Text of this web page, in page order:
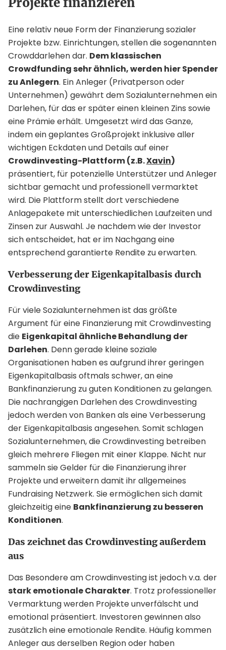
Eine relativ neue Form der Finanzierung sozialer
Projekte bzw. Einrichtungen, stellen die sogenannten
Crowddarlehen dar. Dem klassischen
Crowdfunding sehr ähnlich, werden hier Spender
zu Anlegern. Ein Anleger (Privatperson oder
Unternehmen) gewährt dem Sozialunternehmen ein
Darlehen, für das er später einen kleinen Zins sowie
eine Prämie erhält. Umgesetzt wird das Ganze,
indem ein geplantes Großprojekt inklusive aller
wichtigen Eckdaten und Details auf einer
Crowdinvesting-Plattform (z.B.Xavin)
präsentiert, für potenzielle Unterstützer und Anleger
sichtbar gemacht und professionell vermarktet
wird. Die Plattform stellt dort verschiedene
Anlagepakete mit unterschiedlichen Laufzeiten und
Zinsen zur Auswahl. Je nachdem wie der Investor
sich entscheidet, hat er im Nachgang eine
entsprechend garantierte Rendite zu erwarten.
Verbesserung der Eigenkapitalbasis durch
Crowdinvesting
Für viele Sozialunternehmen ist das größte
Argument für eine Finanzierung mit Crowdinvesting
die Eigenkapital ähnliche Behandlung der
Darlehen. Denn gerade kleine soziale
Organisationen haben es aufgrund ihrer geringen
Eigenkapitalbasis oftmals schwer, an eine
Bankfinanzierung zu guten Konditionen zu gelangen.
Die nachrangigen Darlehen des Crowdinvesting
jedoch werden von Banken als eine Verbesserung
der Eigenkapitalbasis angesehen. Somit schlagen
Sozialunternehmen, die Crowdinvesting betreiben
gleich mehrere Fliegen mit einer Klappe. Nicht nur
sammeln sie Gelder für die Finanzierung ihrer
Projekte und erweitern damit ihr allgemeines
Fundraising Netzwerk. Sie ermöglichen sich damit
gleichzeitig eine Bankfinanzierung zu besseren
Konditionen.
Das zeichnet das Crowdinvesting außerdem
aus
Das Besondere am Crowdinvesting ist jedoch v.a. der
stark emotionale Charakter. Trotz professioneller
Vermarktung werden Projekte unverfälscht und
emotional präsentiert. Investoren gewinnen also
zusätzlich eine emotionale Rendite. Häufig kommen
Anleger aus derselben Region oder haben